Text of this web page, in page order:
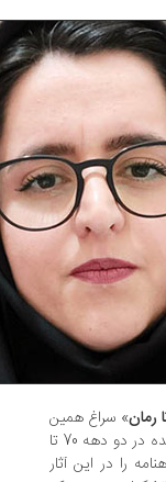
سراغ همین
موضوع رفته است تا با بررسی رمان‌های منتشر شده در دو دهه 70 تا
این آثار